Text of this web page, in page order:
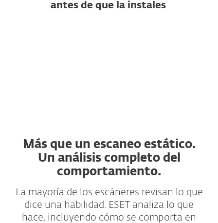
antes de que la instales.
Más que un escaneo estático.
Un análisis completo del
comportamiento.
La mayoría de los escáneres revisan lo que
dice una habilidad. ESET analiza lo que
hace, incluyendo cómo se comporta en